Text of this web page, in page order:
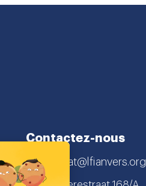
Contactez-nous
secretariat@lfianvers.org